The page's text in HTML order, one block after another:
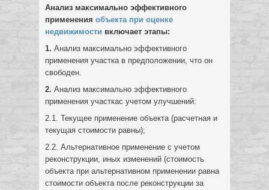
Анализ максимально эффективного
применения объекта при оценке
недвижимости включает этапы:
1. Анализ максимально эффективного
применения участка в предположении, что он
свободен.
2. Анализ максимально эффективного
применения участкас учетом улучшений:
2.1. Текущее применение объекта (расчетная и
текущая стоимости равны);
2.2. Альтернативное применение с учетом
реконструкции, иных изменений (стоимость
объекта при альтернативном применении равна
стоимости объекта после реконструкции за